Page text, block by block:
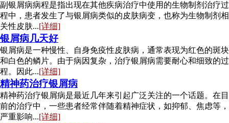
副银屑病病程是指出现在其他疾病治疗中使用的生物制剂治疗过
程中，患者发生了与银屑病类似的皮肤病变，也称为生物制剂相
关性皮肤...[详细]
银屑病几天好
银屑病是一种慢性、自身免疫性皮肤病，通常表现为红色的斑块
和白色的鳞片。由于病因复杂，治疗银屑病需要耐心和细致的过
程。因此...[详细]
精神药治疗银屑病
精神药治疗银屑病是最近几年来引起广泛关注的一个话题。在目
前的治疗中，一些患者经常伴随着精神症状，如抑郁、焦虑等，
严重影响...[详细]